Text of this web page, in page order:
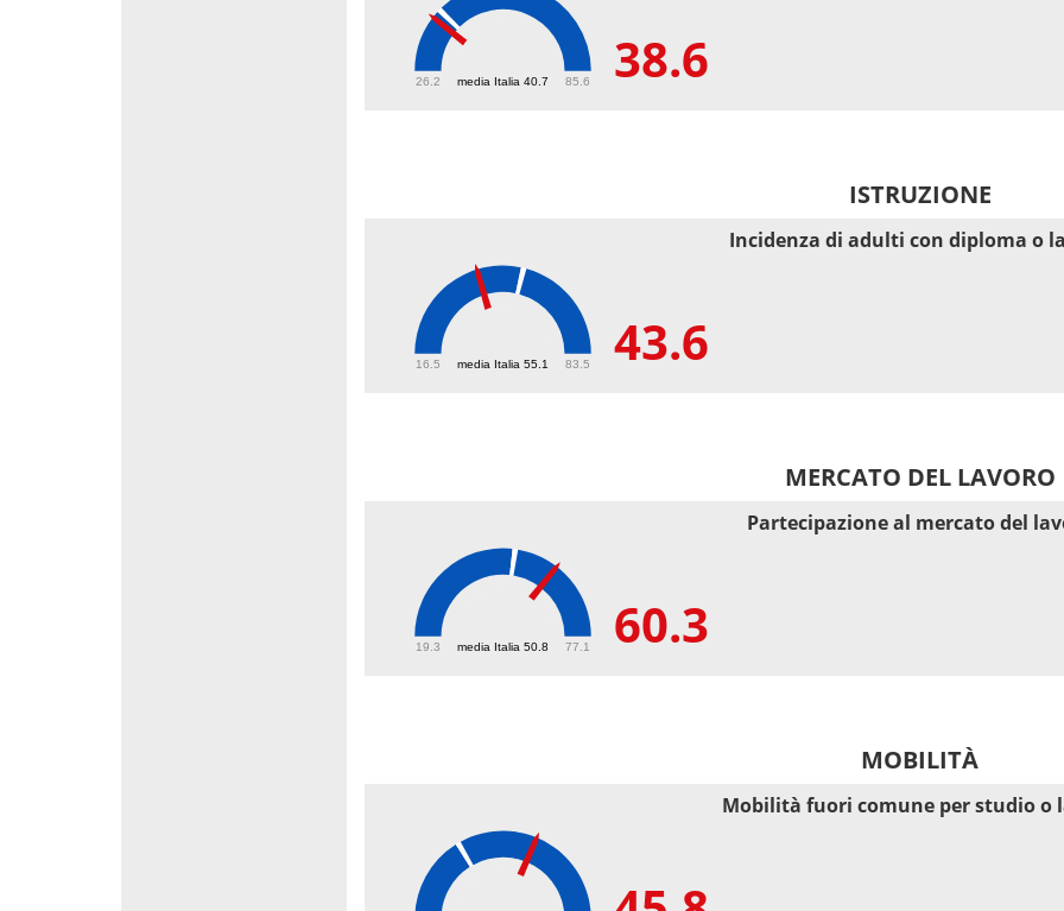
media Italia 40.7
26.2 85.6 38.6
ISTRUZIONE
media Italia 55.1
16.5 83.5 43.6
Incidenza di adulti con diploma o
MERCATO DEL LAVORO
media Italia 50.8
19.3 77.1 60.3
Partecipazione al mercato del
MOBILITÀ
Mobilità fuori comune per studio o